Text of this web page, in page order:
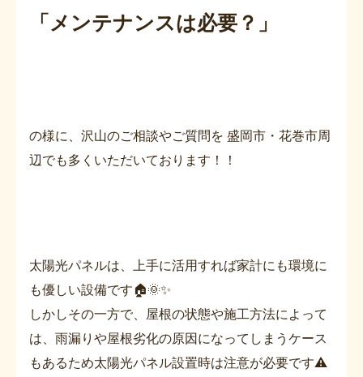
「メンテナンスは必要？」
の様に、沢山のご相談やご質問を 盛岡市・花巻市周
辺でも多くいただいております！！
太陽光パネルは、上手に活用すれば家計にも環境に
も優しい設備です🏠🌞✨
しかしその一方で、屋根の状態や施工方法によって
は、雨漏りや屋根劣化の原因になってしまうケース
もあるため太陽光パネル設置時は注意が必要です⚠️